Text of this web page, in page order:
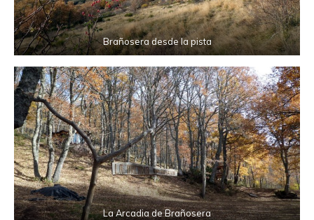
Brañosera desde la pista
La Arcadia de Brañosera